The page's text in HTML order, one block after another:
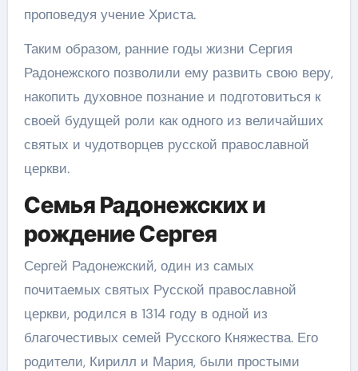
проповедуя учение Христа.
Таким образом, ранние годы жизни Сергия
Радонежского позволили ему развить свою веру,
накопить духовное познание и подготовиться к
своей будущей роли как одного из величайших
святых и чудотворцев русской православной
церкви.
Семья Радонежских и
рождение Сергея
Сергей Радонежский, один из самых
почитаемых святых Русской православной
церкви, родился в 1314 году в одной из
благочестивых семей Русского Княжества. Его
родители, Кирилл и Мария, были простыми